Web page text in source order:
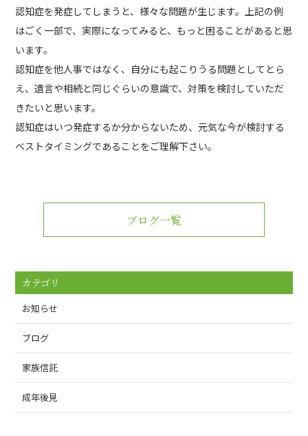
認知症を発症してしまうと、様々な問題が生じます。上記の例
はごく一部で、実際になってみると、もっと困ることがあると思
います。
認知症を他人事ではなく、自分にも起こりうる問題としてとら
え、遺言や相続と同じぐらいの意識で、対策を検討していただ
きたいと思います。
認知症はいつ発症するか分からないため、元気な今が検討する
ベストタイミングであることをご理解下さい。
ブログ一覧
カテゴリ
お知らせ
ブログ
家族信託
成年後見